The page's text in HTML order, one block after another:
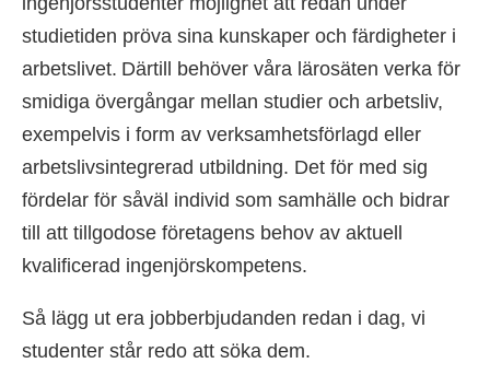
studietiden pröva sina kunskaper och färdigheter i
arbetslivet. Därtill behöver våra lärosäten verka för
smidiga övergångar mellan studier och arbetsliv,
exempelvis i form av verksamhetsförlagd eller
arbetslivsintegrerad utbildning. Det för med sig
fördelar för såväl individ som samhälle och bidrar
till att tillgodose företagens behov av aktuell
kvalificerad ingenjörskompetens.
Så lägg ut era jobberbjudanden redan i dag, vi
studenter står redo att söka dem.